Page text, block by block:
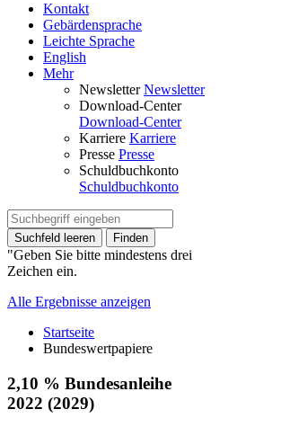
Kontakt
Gebärdensprache
Leichte Sprache
English
Mehr
Newsletter Newsletter
Download-Center
Download-Center
Karriere Karriere
Presse Presse
Schuldbuchkonto
Schuldbuchkonto
Suchfeld leeren Finden
"Geben Sie bitte mindestens drei
Zeichen ein.
Alle Ergebnisse anzeigen
Startseite
Bundeswertpapiere
2,10 % Bundesanleihe
2022 (2029)